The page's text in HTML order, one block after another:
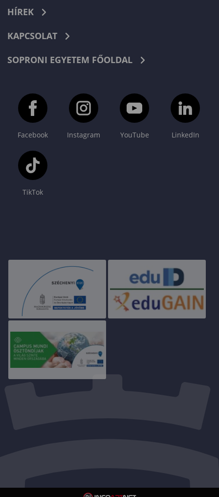
HÍREK
KAPCSOLAT
SOPRONI EGYETEM FŐOLDAL
Facebook Instagram YouTube LinkedIn
TikTok